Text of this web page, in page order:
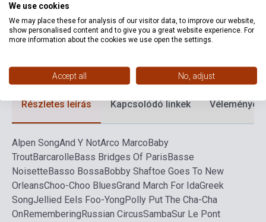
Kiadási év 1990
Formátum Kotta
Részletes leírás Kapcsolódó linkek Vélemények
Alpen SongAnd Y NotArco MarcoBaby
TroutBarcarolleBass Bridges Of ParisBasse
NoisetteBasso BossaBobby Shaftoe Goes To New
OrleansChoo-Choo BluesGrand March For IdaGreek
SongJellied Eels Foo-YongPolly Put The Cha-Cha
OnRememberingRussian CircusSambaSur Le Pont
We use cookies
We may place these for analysis of our visitor data, to improve our website,
show personalised content and to give you a great website experience. For
more information about the cookies we use open the settings.
Accept all No, adjust